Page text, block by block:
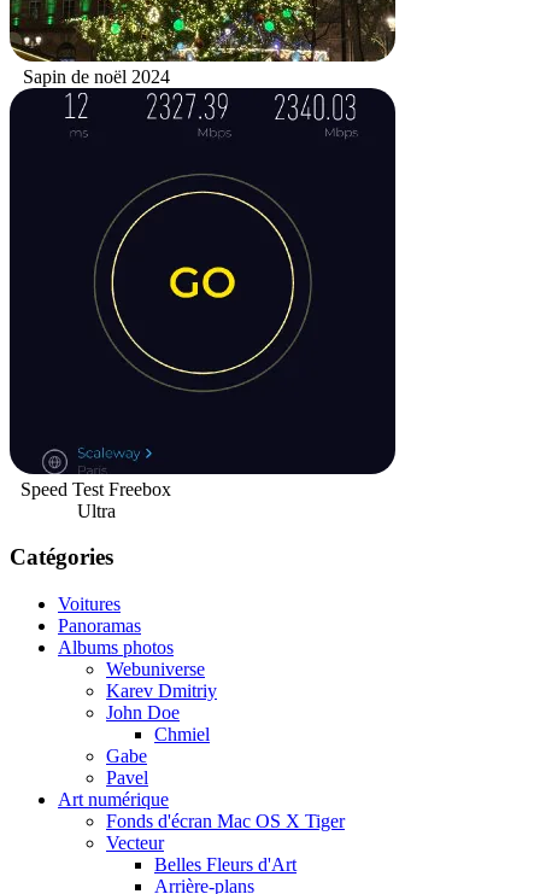
Sapin de noël 2024
Speed Test Freebox
Ultra
Catégories
Voitures
Panoramas
Albums photos
Webuniverse
Karev Dmitriy
John Doe
Chmiel
Gabe
Pavel
Art numérique
Fonds d'écran Mac OS X Tiger
Vecteur
Belles Fleurs d'Art
Arrière-plans